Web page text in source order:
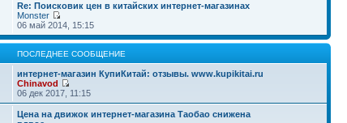
Re: Поисковик цен в китайских интернет-магазинах
Monster
06 май 2014, 15:15
ПОСЛЕДНЕЕ СООБЩЕНИЕ
интернет-магазин КупиКитай: отзывы. www.kupikitai.ru
Chinavod
06 дек 2017, 11:15
Цена на движок интернет-магазина Таобао снижена